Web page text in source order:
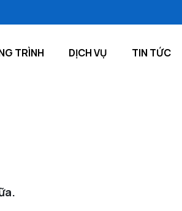
TRÌNH DỊCH VỤ TIN TỨC